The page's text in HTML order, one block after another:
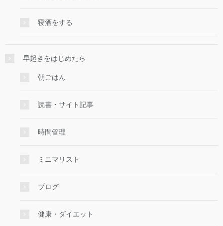
寝酒をする
早起きをはじめたら
朝ごはん
読書・サイト記事
時間管理
ミニマリスト
ブログ
健康・ダイエット